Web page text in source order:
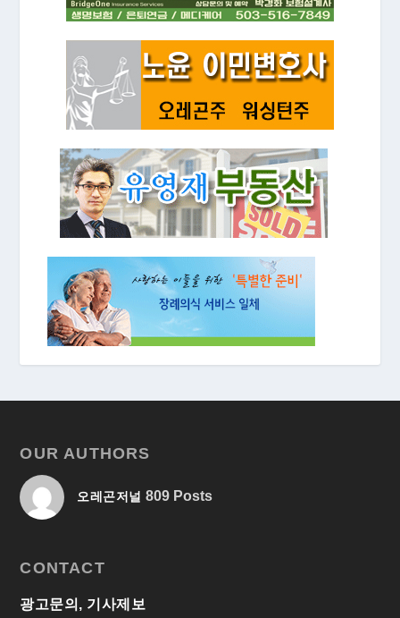
OUR AUTHORS
오레곤저널 809 Posts
CONTACT
광고문의, 기사제보